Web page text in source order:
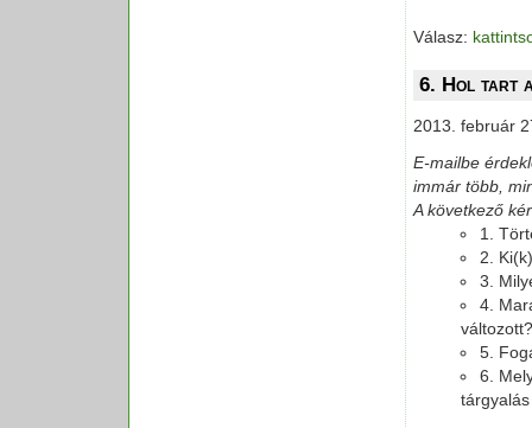
Válasz:
6. Hol tart a
2013. február
E-mailbe
immár több,
A következő
1.
2.
3.
4.
változott?
5.
6.